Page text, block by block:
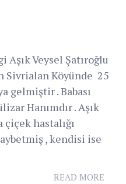
Aşık Veysel Şatıroğlu
Sivrialan Köyünde 25
gelmiştir . Babası
Hanımdır . Aşık
çiçek hastalığı
, kendisi ise
READ MORE